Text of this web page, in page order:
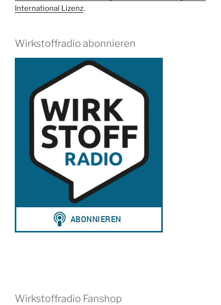
mit
Prof.
Yvonne
Mast“
International Lizenz.
Wirkstoffradio abonnieren
Wirkstoffradio Fanshop